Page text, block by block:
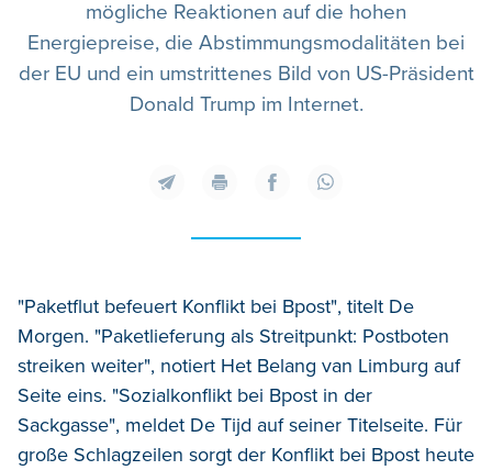
mögliche Reaktionen auf die hohen
Energiepreise, die Abstimmungsmodalitäten bei
der EU und ein umstrittenes Bild von US-Präsident
Donald Trump im Internet.
"Paketflut befeuert Konflikt bei Bpost", titelt De
Morgen. "Paketlieferung als Streitpunkt: Postboten
streiken weiter", notiert Het Belang van Limburg auf
Seite eins. "Sozialkonflikt bei Bpost in der
Sackgasse", meldet De Tijd auf seiner Titelseite. Für
große Schlagzeilen sorgt der Konflikt bei Bpost heute